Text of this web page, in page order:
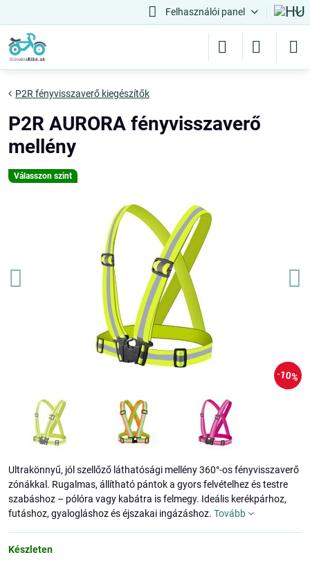
Felhasználói panel
Válasszon szint
10%
P2R fényvisszaverő kiegészítők
P2R AURORA fényvisszaverő
mellény
Ultrakönnyű, jól szellőző láthatósági mellény 360°-os fényvisszaverő
zónákkal. Rugalmas, állítható pántok a gyors felvételhez és testre
szabáshoz – pólóra vagy kabátra is felmegy. Ideális kerékpárhoz,
futáshoz, gyalogláshoz és éjszakai ingázáshoz. Tovább
Készleten